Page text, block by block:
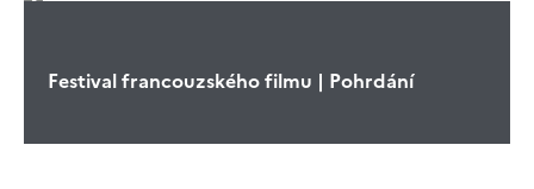
Festival francouzského filmu | Pohrdání